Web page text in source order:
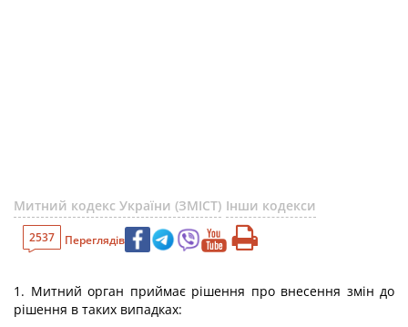
Митний кодекс України (ЗМІСТ) Інши кодекси
2537 Переглядів
1. Митний орган приймає рішення про внесення змін до
рішення в таких випадках: